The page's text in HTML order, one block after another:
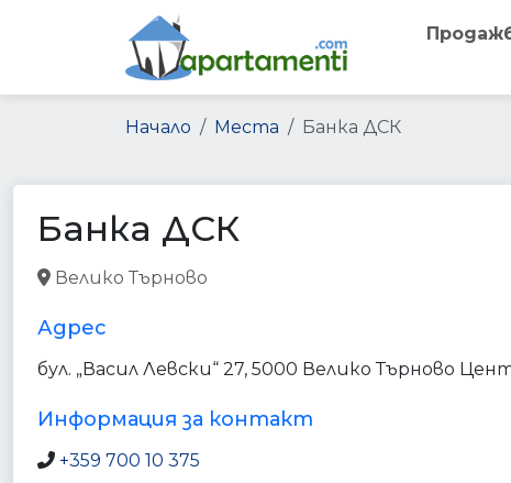
Начало Места Банка ДСК
Банка ДСК
Велико Търново
Адрес
бул. „Васил Левски“ 27, 5000 Велико Търново
Информация за контакт
+359 700 10 375